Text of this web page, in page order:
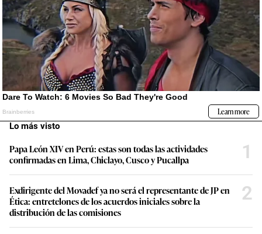
Lo más visto
Papa León XIV en Perú: estas son todas las actividades
confirmadas en Lima, Chiclayo, Cusco y Pucallpa
1
Exdirigente del Movadef ya no será el representante de JP en
Ética: entretelones de los acuerdos iniciales sobre la
distribución de las comisiones
2